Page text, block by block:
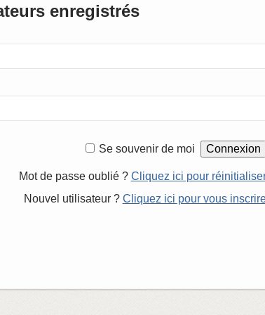
enregistrés
Se souvenir de moi
Mot de passe oublié ? Cliquez ici pour
Nouvel utilisateur ? Cliquez ici pour vous